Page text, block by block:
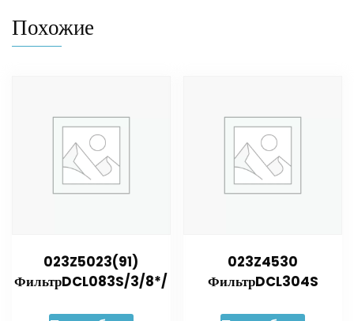
Похожие
023Z5023(91)
ФильтрDCL083S/3/8*/
023Z4530
ФильтрDCL304S